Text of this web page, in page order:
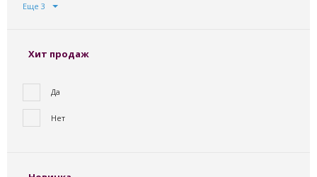
Еще 3
Хит продаж
Да
Нет